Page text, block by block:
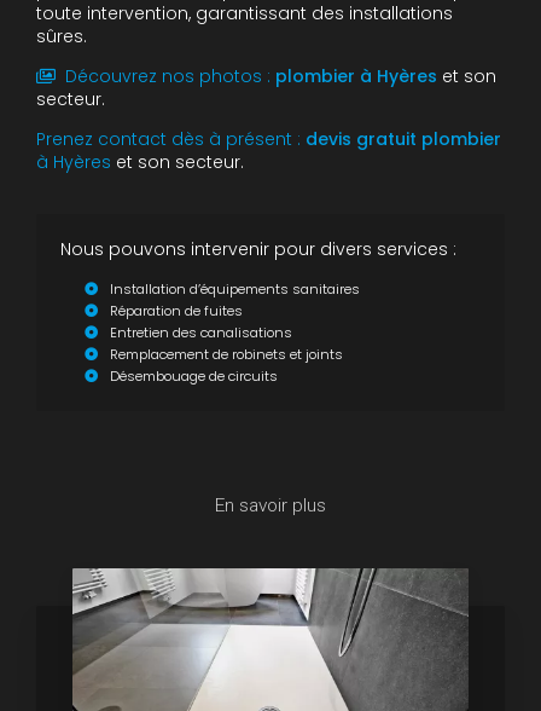
toute intervention, garantissant des installations
sûres.
Découvrez nos photos : plombier à Hyères et son
secteur.
Prenez contact dès à présent : devis gratuit plombier
à Hyères et son secteur.
Nous pouvons intervenir pour divers services :
Installation d’équipements sanitaires
Réparation de fuites
Entretien des canalisations
Remplacement de robinets et joints
Désembouage de circuits
En savoir plus